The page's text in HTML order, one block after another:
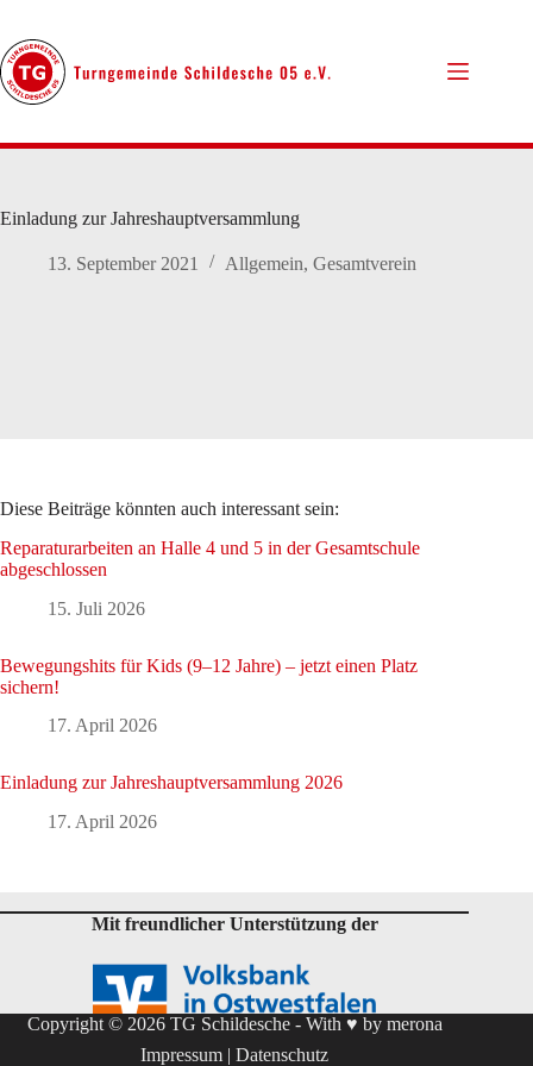
springen
Einladung zur Jahreshauptversammlung
13. September 2021 Allgemein, Gesamtverein
Diese Beiträge könnten auch interessant sein:
Reparaturarbeiten an Halle 4 und 5 in der Gesamtschule
abgeschlossen
15. Juli 2026
Bewegungshits für Kids (9–12 Jahre) – jetzt einen Platz
sichern!
17. April 2026
Einladung zur Jahreshauptversammlung 2026
17. April 2026
Mit freundlicher Unterstützung der
Copyright © 2026 TG Schildesche - With ♥ by merona
Impressum |Datenschutz